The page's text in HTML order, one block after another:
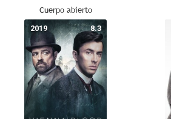
Cuerpo abierto
8.3
2019